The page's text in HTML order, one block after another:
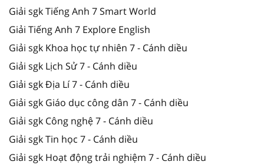
Giải sgk Tiếng Anh 7 Smart World
Giải Tiếng Anh 7 Explore English
Giải sgk Khoa học tự nhiên 7 - Cánh diều
Giải sgk Lịch Sử 7 - Cánh diều
Giải sgk Địa Lí 7 - Cánh diều
Giải sgk Giáo dục công dân 7 - Cánh diều
Giải sgk Công nghệ 7 - Cánh diều
Giải sgk Tin học 7 - Cánh diều
Giải sgk Hoạt động trải nghiệm 7 - Cánh diều